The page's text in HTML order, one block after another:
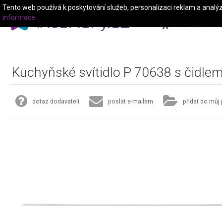
Typ místnosti
Kuchyňské svítidlo P 70638 s
dotaz dodavateli poslat e-mailem přidat do můj
Tento web používá k poskytování služeb, personalizaci reklam a
informace